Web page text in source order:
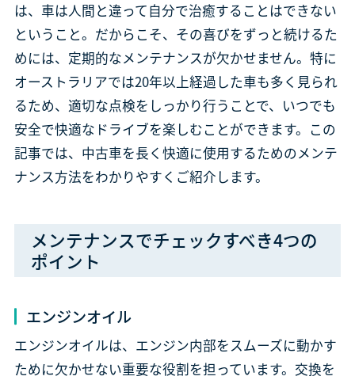
は、車は人間と違って自分で治癒することはできない
ということ。だからこそ、その喜びをずっと続けるた
めには、定期的なメンテナンスが欠かせません。特に
オーストラリアでは20年以上経過した車も多く見られ
るため、適切な点検をしっかり行うことで、いつでも
安全で快適なドライブを楽しむことができます。この
記事では、中古車を長く快適に使用するためのメンテ
ナンス方法をわかりやすくご紹介します。
メンテナンスでチェックすべき4つの
ポイント
エンジンオイル
エンジンオイルは、エンジン内部をスムーズに動かす
ために欠かせない重要な役割を担っています。交換を